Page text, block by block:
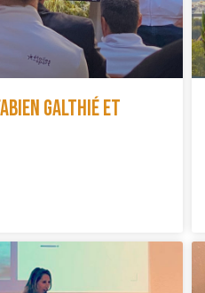
Galthié et